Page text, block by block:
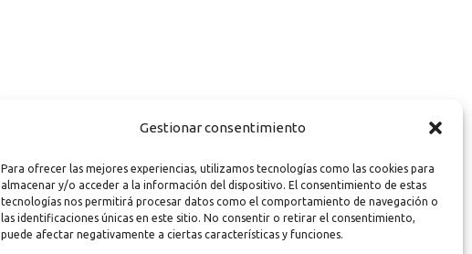
Gestionar consentimiento
Para ofrecer las mejores experiencias, utilizamos tecnologías como las cookies para
almacenar y/o acceder a la información del dispositivo. El consentimiento de estas
tecnologías nos permitirá procesar datos como el comportamiento de navegación o
las identificaciones únicas en este sitio. No consentir o retirar el consentimiento,
puede afectar negativamente a ciertas características y funciones.